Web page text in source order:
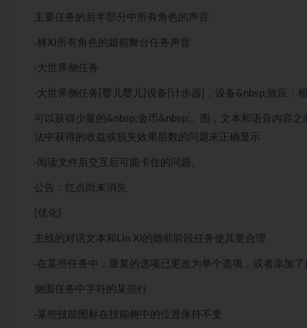
主要任务的后半部分中所有角色的声音
·林Xi所有角色的婚前舞台任务声音
·大世界侧任务
·大世界侧任务[婴儿婴儿]设备[计步器]，设备&nbsp;效应：
可以获得少量的&nbsp;金币&nbsp;。图，文本和语音内容
法中获得的收益或损失效果层数的问题未正确显示
·阅读文件后交互后可能卡住的问题。
公告：红点尚未消失
[优化]
主线的对话文本和Lin XI的婚前阶段任务使其更合理
·在某些任务中，重复的选项已更改为单个选项，或者添加
侧面任务中字符的某些行
·某些技能图标在技能树中的位置保持不变